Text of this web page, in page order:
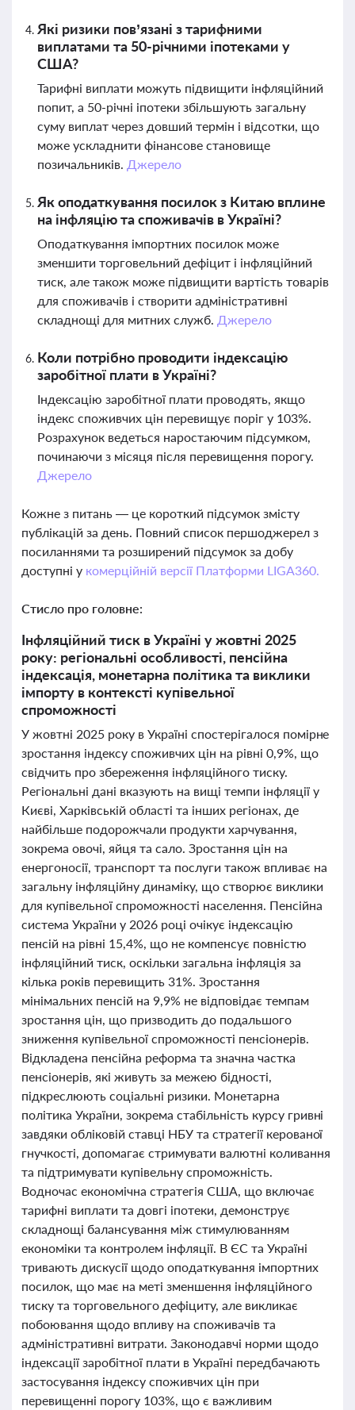
Які ризики пов’язані з тарифними
виплатами та 50-річними іпотеками у
США?
Тарифні виплати можуть підвищити інфляційний
попит, а 50-річні іпотеки збільшують загальну
суму виплат через довший термін і відсотки, що
може ускладнити фінансове становище
позичальників. Джерело
Як оподаткування посилок з Китаю вплине
на інфляцію та споживачів в Україні?
Оподаткування імпортних посилок може
зменшити торговельний дефіцит і інфляційний
тиск, але також може підвищити вартість товарів
для споживачів і створити адміністративні
складнощі для митних служб. Джерело
Коли потрібно проводити індексацію
заробітної плати в Україні?
Індексацію заробітної плати проводять, якщо
індекс споживчих цін перевищує поріг у 103%.
Розрахунок ведеться наростаючим підсумком,
починаючи з місяця після перевищення порогу.
Джерело
Кожне з питань — це короткий підсумок змісту
публікацій за день. Повний список першоджерел з
посиланнями та розширений підсумок за добу
доступні у комерційній версії Платформи LIGA360.
Стисло про головне:
Інфляційний тиск в Україні у жовтні 2025
року: регіональні особливості, пенсійна
індексація, монетарна політика та виклики
імпорту в контексті купівельної
спроможності
У жовтні 2025 року в Україні спостерігалося помірне
зростання індексу споживчих цін на рівні 0,9%, що
свідчить про збереження інфляційного тиску.
Регіональні дані вказують на вищі темпи інфляції у
Києві, Харківській області та інших регіонах, де
найбільше подорожчали продукти харчування,
зокрема овочі, яйця та сало. Зростання цін на
енергоносії, транспорт та послуги також впливає на
загальну інфляційну динаміку, що створює виклики
для купівельної спроможності населення. Пенсійна
система України у 2026 році очікує індексацію
пенсій на рівні 15,4%, що не компенсує повністю
інфляційний тиск, оскільки загальна інфляція за
кілька років перевищить 31%. Зростання
мінімальних пенсій на 9,9% не відповідає темпам
зростання цін, що призводить до подальшого
зниження купівельної спроможності пенсіонерів.
Відкладена пенсійна реформа та значна частка
пенсіонерів, які живуть за межею бідності,
підкреслюють соціальні ризики. Монетарна
політика України, зокрема стабільність курсу гривні
завдяки обліковій ставці НБУ та стратегії керованої
гнучкості, допомагає стримувати валютні коливання
та підтримувати купівельну спроможність.
Водночас економічна стратегія США, що включає
тарифні виплати та довгі іпотеки, демонструє
складнощі балансування між стимулюванням
економіки та контролем інфляції. В ЄС та Україні
тривають дискусії щодо оподаткування імпортних
посилок, що має на меті зменшення інфляційного
тиску та торговельного дефіциту, але викликає
побоювання щодо впливу на споживачів та
адміністративні витрати. Законодавчі норми щодо
індексації заробітної плати в Україні передбачають
застосування індексу споживчих цін при
перевищенні порогу 103%, що є важливим